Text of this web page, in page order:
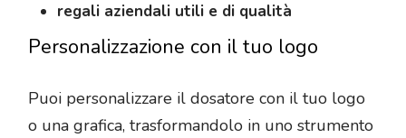
regali aziendali utili e di qualità
Personalizzazione con il tuo logo
Puoi personalizzare il dosatore con il tuo logo
o una grafica, trasformandolo in uno strumento